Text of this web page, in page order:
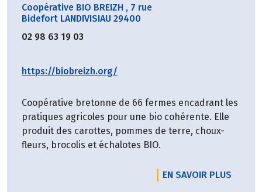
Coopérative BIO BREIZH , 7 rue
Bidefort LANDIVISIAU 29400
02 98 63 19 03
https://biobreizh.org/
Coopérative bretonne de 66 fermes encadrant les
pratiques agricoles pour une bio cohérente. Elle
produit des carottes, pommes de terre, choux-
fleurs, brocolis et échalotes BIO.
EN SAVOIR PLUS